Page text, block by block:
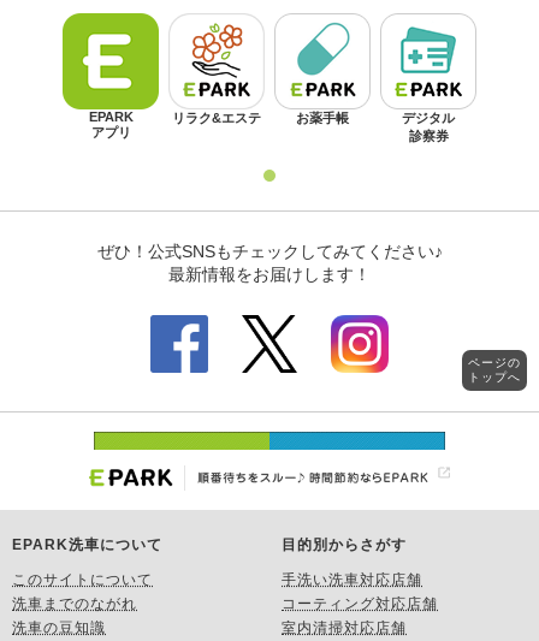
EPARK洗車について
このサイトについて
洗車までのながれ
洗車の豆知識
目的別からさがす
手洗い洗車対応店舗
コーティング対応店舗
室内清掃対応店舗
ページの
トップへ